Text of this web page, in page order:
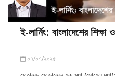
ই-লার্নিং: বাংলাদেশের
০৭/০৭/২০২৫